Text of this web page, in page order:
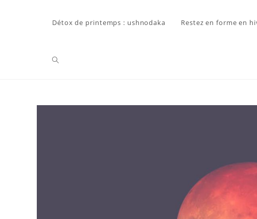
Détox de printemps : ushnodaka Restez en forme en